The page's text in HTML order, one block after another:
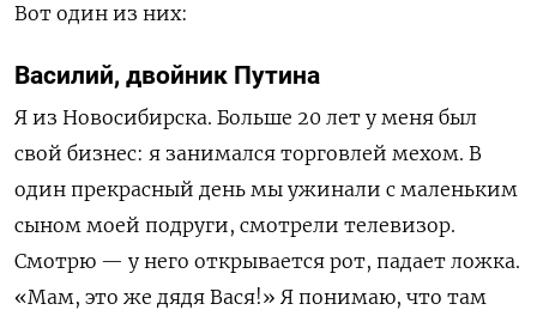
Вот один из них:
Василий, двойник Путина
Я из Новосибирска. Больше 20 лет у меня был
свой бизнес: я занимался торговлей мехом. В
один прекрасный день мы ужинали с маленьким
сыном моей подруги, смотрели телевизор.
Смотрю — у него открывается рот, падает ложка.
«Мам, это же дядя Вася!» Я понимаю, что там